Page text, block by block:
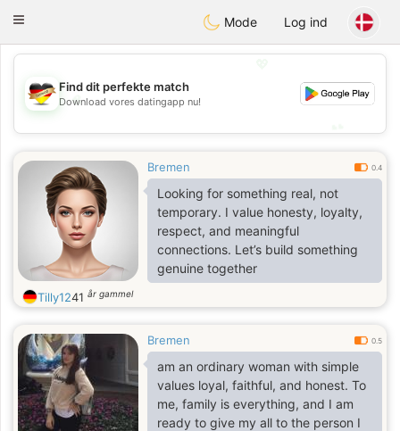
DeutschDating
Toggle
Mode Log ind
💖
💕
Find dit perfekte match
Download vores datingapp nu!
Bremen 0.4
Looking for something real, not
temporary. I value honesty, loyalty,
respect, and meaningful
connections. Let’s build something
genuine together
Tilly1241 år gammel
Bremen 0.5
am an ordinary woman with simple
values loyal, faithful, and honest. To
me, family is everything, and I am
ready to give my all to the person I